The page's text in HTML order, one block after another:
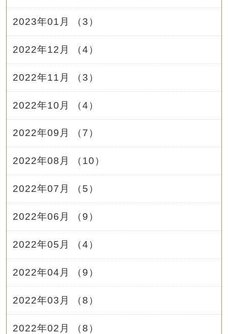
2023年01月 （3）
2022年12月 （4）
2022年11月 （3）
2022年10月 （4）
2022年09月 （7）
2022年08月 （10）
2022年07月 （5）
2022年06月 （9）
2022年05月 （4）
2022年04月 （9）
2022年03月 （8）
2022年02月 （8）